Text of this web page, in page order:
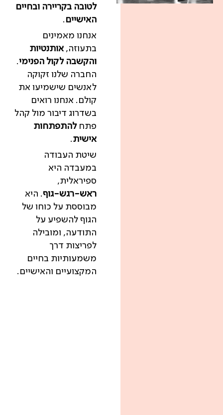
לטובה בקריירה ובחיים
האישיים .
אנחנו מאמינים
בתעוזה,אותנטיות
והקשבה לקול הפנימי.
החברה שלנו זקוקה
לאנשים שישמיעו את
קולם. אנחנו רואים
בשדרוג דיבור מול קהל
פתחלהתפתחות
אישית.
שיטת העבודה
במעבדה היא
ספיראלית,
ראש-רגש-גוף. היא
מבוססת על כוחו של
הגוף להשפיע על
התודעה, ומובילה
לפריצות דרך
משמעותיות בחיים
המקצועיים והאישיים.